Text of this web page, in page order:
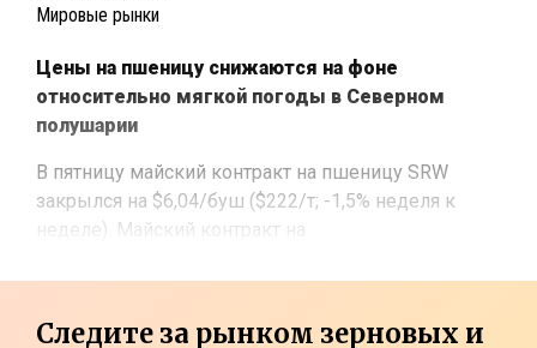
Мировые рынки
Цены на пшеницу снижаются на фоне
относительно мягкой погоды в Северном
полушарии
В пятницу майский контракт на пшеницу SRW
закрылся на $6,04/буш ($222/т; -1,5% неделя к
неделе). Майский контракт на
Следите за рынком зерновых и